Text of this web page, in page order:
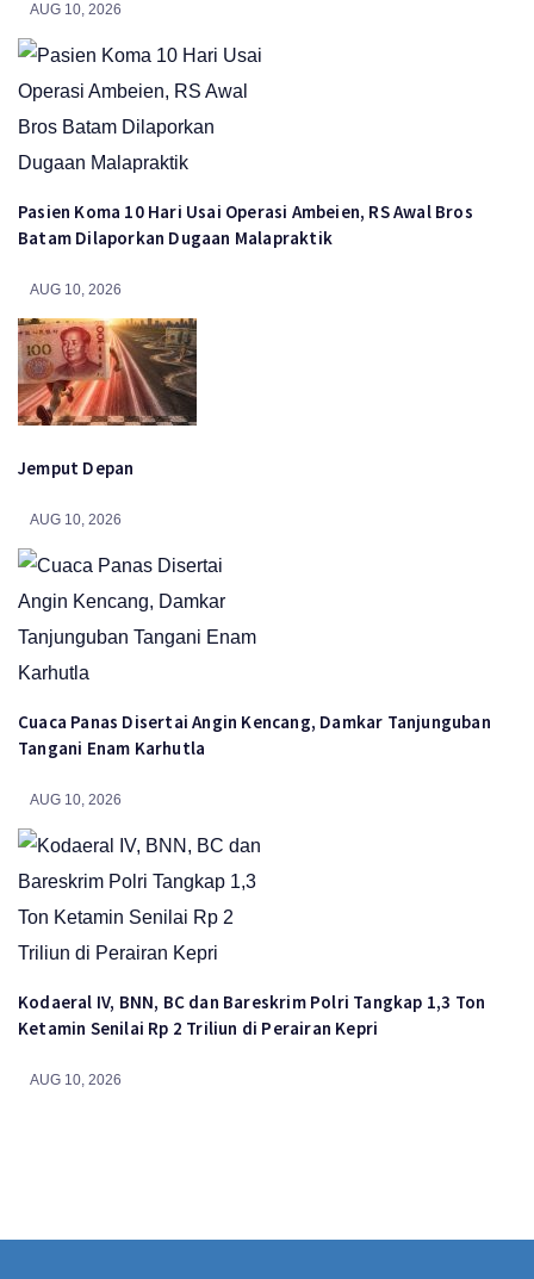
AUG 10, 2026
Pasien Koma 10 Hari Usai Operasi Ambeien, RS Awal Bros
Batam Dilaporkan Dugaan Malapraktik
AUG 10, 2026
Jemput Depan
AUG 10, 2026
Cuaca Panas Disertai Angin Kencang, Damkar Tanjunguban
Tangani Enam Karhutla
AUG 10, 2026
Kodaeral IV, BNN, BC dan Bareskrim Polri Tangkap 1,3 Ton
Ketamin Senilai Rp 2 Triliun di Perairan Kepri
AUG 10, 2026